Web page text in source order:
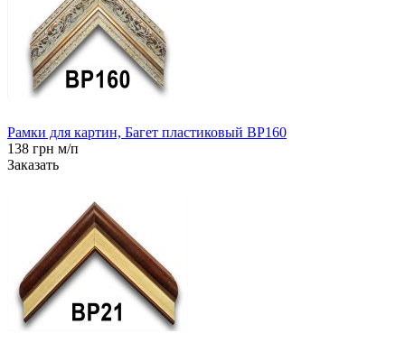
Рамки для картин, Багет пластиковый BP160
138 грн м/п
Заказать